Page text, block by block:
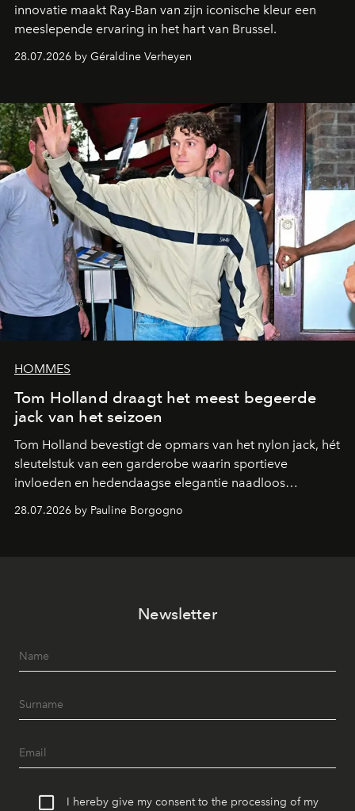
innovatie maakt Ray-Ban van zijn iconische kleur een
meeslepende ervaring in het hart van Brussel.
28.07.2026 by Géraldine Verheyen
HOMMES
Tom Holland draagt het meest begeerde
jack van het seizoen
Tom Holland bevestigt de opmars van het nylon jack, hét
sleutelstuk van een garderobe waarin sportieve
invloeden en hedendaagse elegantie naadloos
samenkomen.
28.07.2026 by Pauline Borgogno
Newsletter
I hereby give my consent to the processing of my